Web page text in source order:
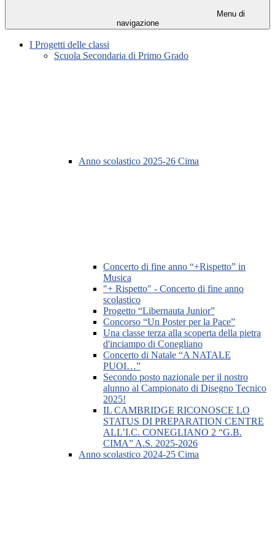
Menu di
navigazione
I Progetti delle classi
Scuola Secondaria di Primo Grado
Anno scolastico 2025-26 Cima
Concerto di fine anno “+Rispetto” in
Musica
"+ Rispetto" - Concerto di fine anno
scolastico
Progetto “Libernauta Junior”
Concorso “Un Poster per la Pace”
Una classe terza alla scoperta della pietra
d'inciampo di Conegliano
Concerto di Natale “A NATALE
PUOI…”
Secondo posto nazionale per il nostro
alunno al Campionato di Disegno Tecnico
2025!
IL CAMBRIDGE RICONOSCE LO
STATUS DI PREPARATION CENTRE
ALL’I.C. CONEGLIANO 2 “G.B.
CIMA” A.S. 2025-2026
Anno scolastico 2024-25 Cima